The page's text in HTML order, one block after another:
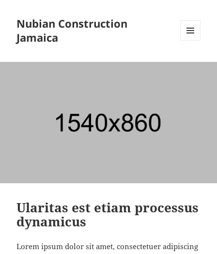
Nubian Construction
Jamaica
WIDGETS
Ularitas est etiam processus
dynamicus
Lorem ipsum dolor sit amet, consectetuer adipiscing